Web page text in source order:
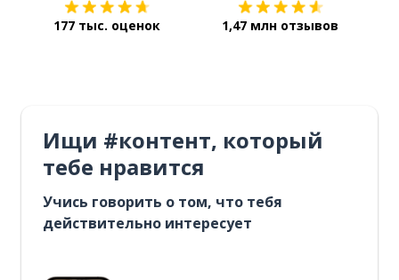
177 тыс. оценок 1,47 млн отзывов
Ищи #контент, который
тебе нравится
Учись говорить о том, что тебя
действительно интересует